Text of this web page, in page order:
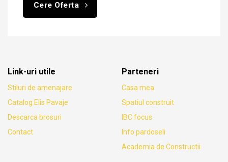
Cere Oferta
Link-uri utile
Stiluri de amenajare
Catalog Elis Pavaje
Descarca brosuri
Contact
Parteneri
Casa mea
Spatiul construit
IBC focus
Info pardoseli
Academia de Constructii